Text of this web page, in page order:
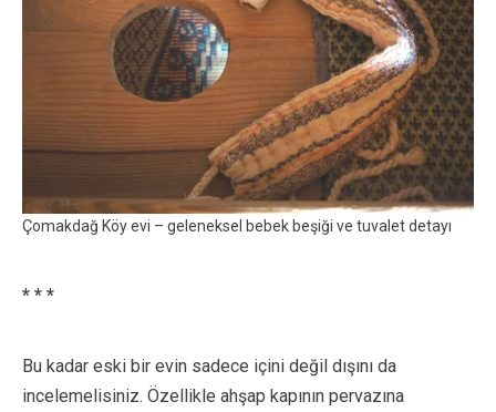
Çomakdağ Köy evi – geleneksel bebek beşiği ve tuvalet detayı
* * *
Bu kadar eski bir evin sadece içini değil dışını da
incelemelisiniz. Özellikle ahşap kapının pervazına